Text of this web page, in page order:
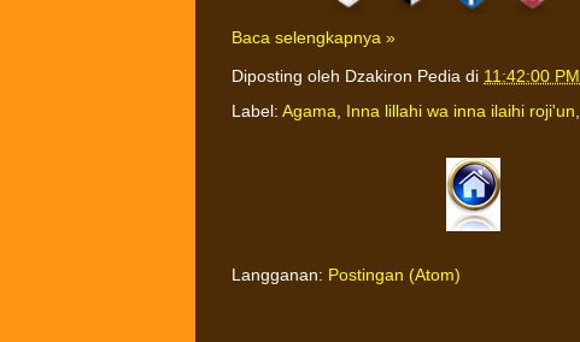
Baca selengkapnya »
Diposting oleh Dzakiron Pedia di 11:42:00 PM
Label: Agama, Inna lillahi wa inna ilaihi roji'un,
Langganan: Postingan (Atom)